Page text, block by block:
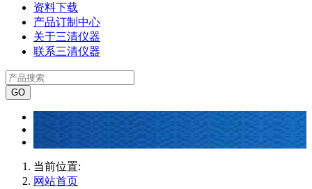
资料下载
产品订制中心
关于三清仪器
联系三清仪器
当前位置:
网站首页